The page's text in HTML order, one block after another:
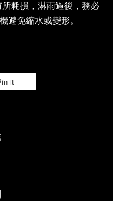
耗損，淋雨過後，務必
避免縮水或變形。
it